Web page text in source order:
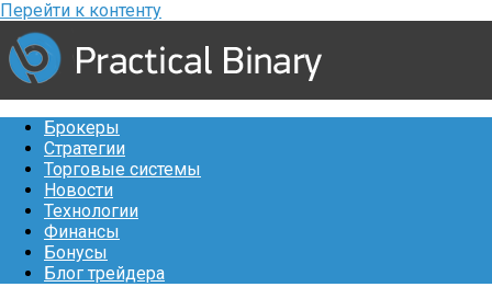
Перейти к контенту
Брокеры
Стратегии
Торговые системы
Новости
Технологии
Финансы
Бонусы
Блог трейдера